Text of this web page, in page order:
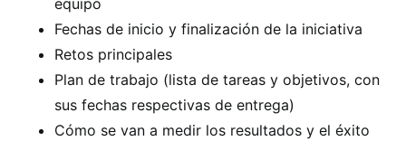
Fechas de inicio y finalización de la iniciativa
Retos principales
Plan de trabajo (lista de tareas y objetivos, con
sus fechas respectivas de entrega)
Cómo se van a medir los resultados y el éxito